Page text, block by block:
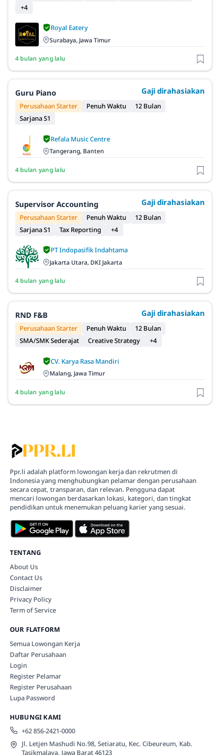
+4
Royal Eatery
Surabaya, Jawa Timur
4 bulan yang lalu
Guru Piano Gaji dirahasiakan
Perusahaan Starter Penuh Waktu
12 Bulan
Sarjana S1
Refala Music Centre
Tangerang, Banten
4 bulan yang lalu
Supervisor Accounting Gaji dirahasiakan
Perusahaan Starter Penuh Waktu
12 Bulan
Sarjana S1
Tax Reporting +4
PT Indopasifik Indahtama
Jakarta Utara, DKI Jakarta
4 bulan yang lalu
RND F&B Gaji dirahasiakan
Perusahaan Starter Penuh Waktu
12 Bulan
SMA/SMK Sederajat
Creative Strategy +4
CV. Karya Rasa Mandiri
Malang, Jawa Timur
4 bulan yang lalu
Ppr.li adalah platform lowongan kerja dan rekrutmen di
Indonesia yang menghubungkan pelamar dengan perusahaan
secara cepat, transparan, dan relevan. Pengguna dapat
mencari lowongan berdasarkan lokasi, kategori, dan tingkat
pendidikan untuk menemukan peluang karier yang sesuai.
TENTANG
About Us
Contact Us
Disclaimer
Privacy Policy
Term of Service
OUR FLATFORM
Semua Lowongan Kerja
Daftar Perusahaan
Login
Register Pelamar
Register Perusahaan
Lupa Password
HUBUNGI KAMI
+62 856-2421-0000
Jl. Letjen Mashudi No.98, Setiaratu, Kec. Cibeureum, Kab.
Tasikmalaya, Jawa Barat 46123